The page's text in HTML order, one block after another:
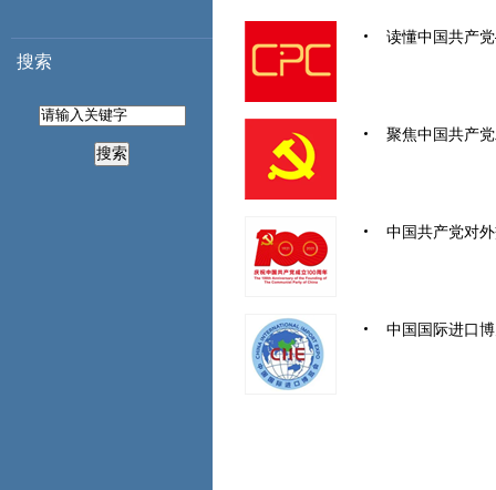
搜索
搜索
读懂中国共产
聚焦中国共产
中国共产党对
中国国际进口